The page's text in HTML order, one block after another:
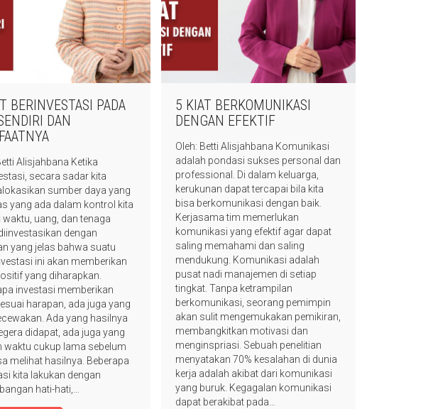
BERINVESTASI PADA
DAN
Alisjahbana Ketika
secara sadar kita
sumber daya yang
yang ada dalam kontrol kita
waktu, uang, dan tenaga
dengan
yang jelas bahwa suatu
ini akan memberikan
yang diharapkan.
investasi memberikan
harapan, ada juga yang
Ada yang hasilnya
didapat, ada juga yang
waktu cukup lama sebelum
melihat hasilnya. Beberapa
kita lakukan dengan
hati-hati,…
5 KIAT BERKOMUNIKASI
DENGAN EFEKTIF
Oleh: Betti Alisjahbana Komunikasi
adalah pondasi sukses personal dan
professional. Di dalam keluarga,
kerukunan dapat tercapai bila kita
bisa berkomunikasi dengan baik.
Kerjasama tim memerlukan
komunikasi yang efektif agar dapat
saling memahami dan saling
mendukung. Komunikasi adalah
pusat nadi manajemen di setiap
tingkat. Tanpa ketrampilan
berkomunikasi, seorang pemimpin
akan sulit mengemukakan pemikiran,
membangkitkan motivasi dan
menginspriasi. Sebuah penelitian
menyatakan 70% kesalahan di dunia
kerja adalah akibat dari komunikasi
yang buruk. Kegagalan komunikasi
dapat berakibat pada…